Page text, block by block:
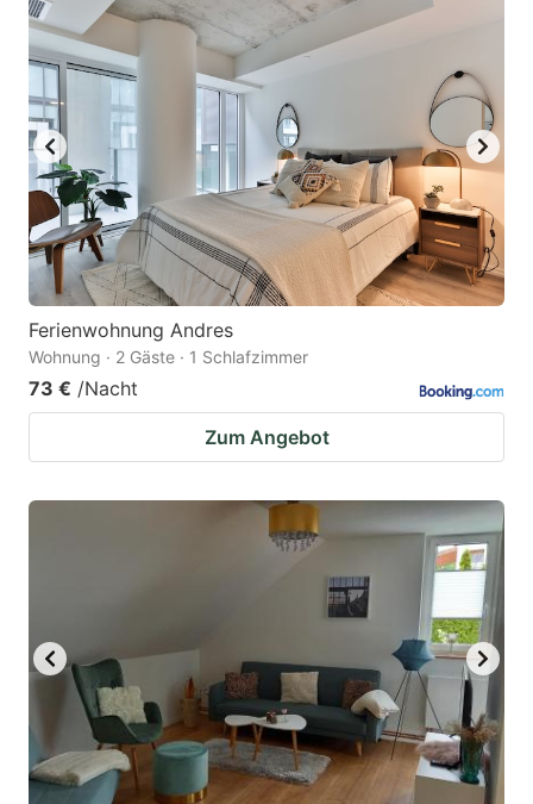
Ferienwohnung Andres
Wohnung · 2 Gäste · 1 Schlafzimmer
73 € /Nacht
Zum Angebot